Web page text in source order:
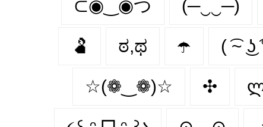
⊂◉‿◉つ (─‿‿─)
🫃 ಠ,ಥ ☂️ ( ͡~ ͜ʖ
☆(❁‿❁)☆ ✣